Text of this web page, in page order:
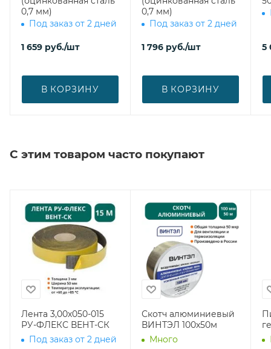
0,7 мм)
Под заказ от 2 дней
1 659 руб./шт
В КОРЗИНУ
0,7 мм)
Под заказ от 2 дней
1 796 руб./шт
В КОРЗИНУ
5
С этим товаром часто покупают
Лента 3,00х050-015
РУ-ФЛЕКС ВЕНТ-СК
Под заказ от 2 дней
Скотч алюминиевый
ВИНТЭЛ 100х50м
Много